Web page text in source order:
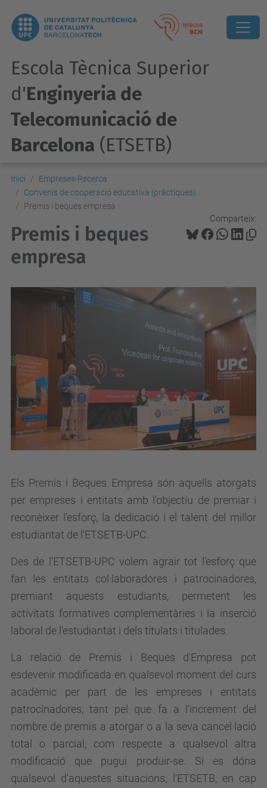
Escola Tècnica Superior
d'Enginyeria de
Telecomunicació de
Barcelona (ETSETB)
Inici
Empreses-Recerca
Convenis de cooperació educativa (pràctiques)
Premis i beques empresa
Comparteix:
Premis i beques
empresa
Els Premis i Beques Empresa són aquells atorgats
per empreses i entitats amb l'objectiu de premiar i
reconèixer l'esforç, la dedicació i el talent del millor
estudiantat de l'ETSETB-UPC.
Des de l’ETSETB-UPC volem agrair tot l’esforç que
fan les entitats col·laboradores i patrocinadores,
premiant aquests estudiants, permetent les
activitats formatives complementàries i la inserció
laboral de l'estudiantat i dels titulats i titulades.
La relació de Premis i Beques d'Empresa pot
esdevenir modificada en qualsevol moment del curs
acadèmic per part de les empreses i entitats
patrocinadores, tant pel que fa a l'increment del
nombre de premis a atorgar o a la seva cancel·lació
total o parcial, com respecte a qualsevol altra
modificació que pugui produir-se. Si es dóna
qualsevol d'aquestes situacions, l'ETSETB, en cap